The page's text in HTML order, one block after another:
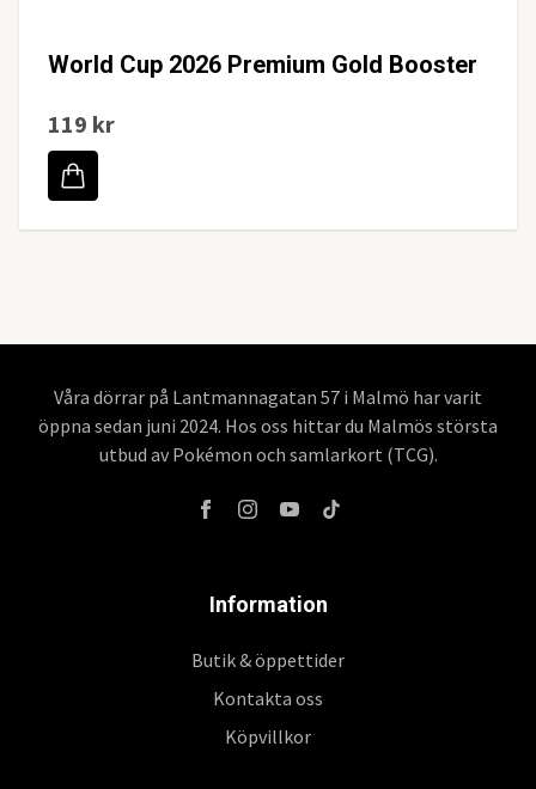
World Cup 2026 Premium Gold Booster
119 kr
Våra dörrar på Lantmannagatan 57 i Malmö har varit
öppna sedan juni 2024. Hos oss hittar du Malmös största
utbud av Pokémon och samlarkort (TCG).
Information
Butik & öppettider
Kontakta oss
Köpvillkor